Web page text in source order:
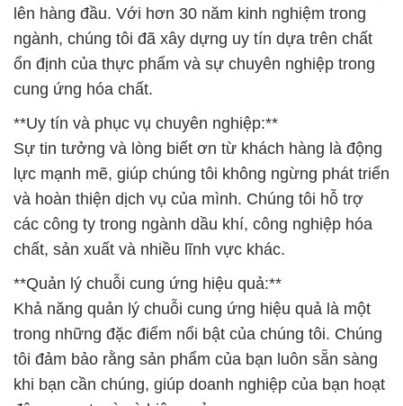
lên hàng đầu. Với hơn 30 năm kinh nghiệm trong
ngành, chúng tôi đã xây dựng uy tín dựa trên chất
ổn định của thực phẩm và sự chuyên nghiệp trong
cung ứng hóa chất.
**Uy tín và phục vụ chuyên nghiệp:**
Sự tin tưởng và lòng biết ơn từ khách hàng là động
lực mạnh mẽ, giúp chúng tôi không ngừng phát triển
và hoàn thiện dịch vụ của mình. Chúng tôi hỗ trợ
các công ty trong ngành dầu khí, công nghiệp hóa
chất, sản xuất và nhiều lĩnh vực khác.
**Quản lý chuỗi cung ứng hiệu quả:**
Khả năng quản lý chuỗi cung ứng hiệu quả là một
trong những đặc điểm nổi bật của chúng tôi. Chúng
tôi đảm bảo rằng sản phẩm của bạn luôn sẵn sàng
khi bạn cần chúng, giúp doanh nghiệp của bạn hoạt